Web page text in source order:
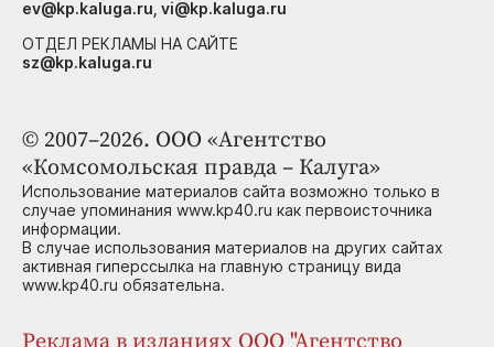
© 2007–2026. ООО «Агентство
«Комсомольская правда – Калуга»
Использование материалов сайта возможно только в
случае упоминания www.kp40.ru как первоисточника
информации.
В случае использования материалов на других сайтах
активная гиперссылка на главную страницу вида
www.kp40.ru обязательна.
ev@kp.kaluga.ru, vi@kp.kaluga.ru
ОТДЕЛ РЕКЛАМЫ НА САЙТЕ
sz@kp.kaluga.ru